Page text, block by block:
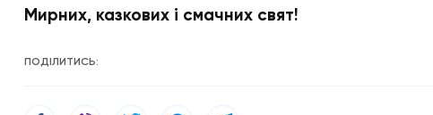
Мирних, казкових і смачних свят!
ПОДІЛИТИСЬ: